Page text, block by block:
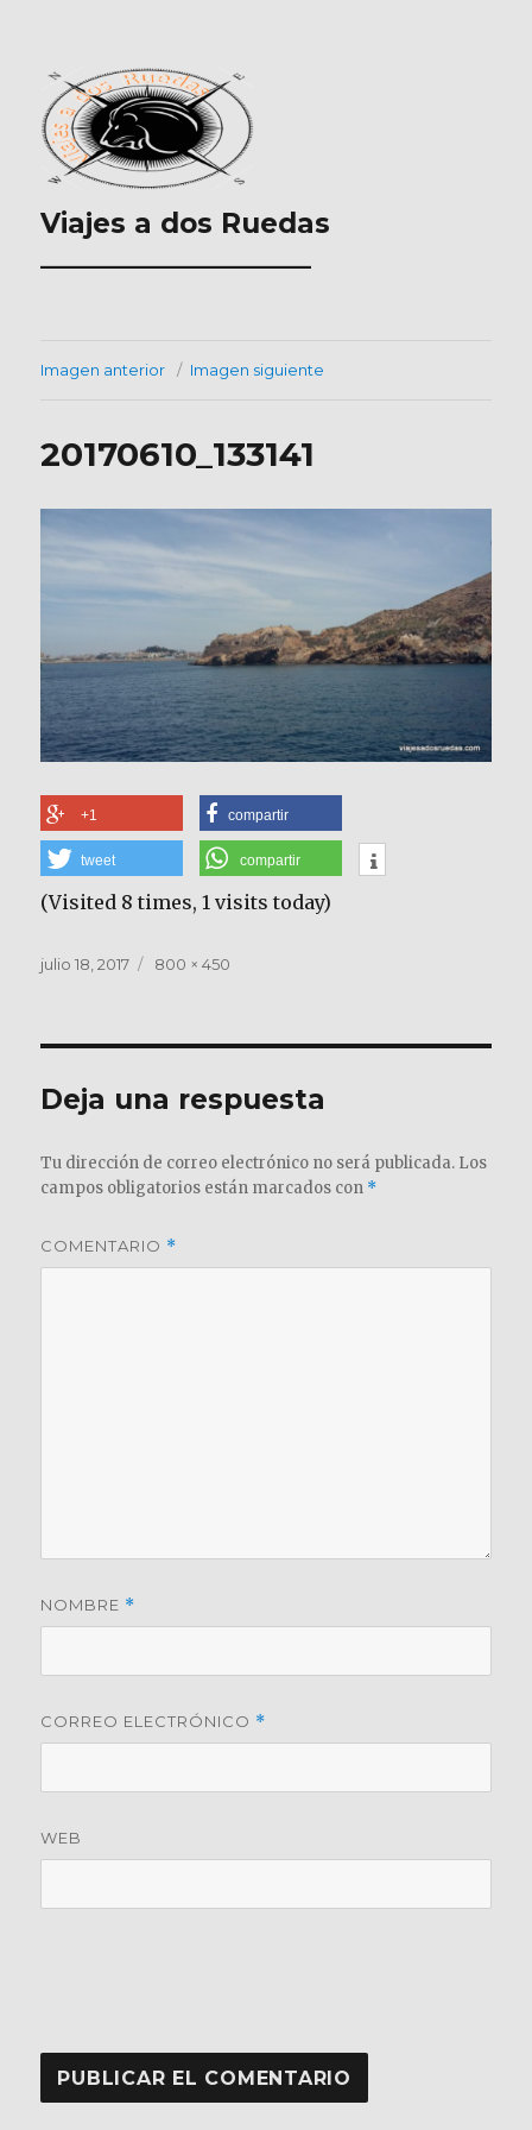
Viajes a dos Ruedas
___________________
Imagen anterior Imagen siguiente
20170610_133141
+1 compartir
tweet compartir
(Visited 8 times, 1 visits today)
Publicado
julio 18, 2017
Tamaño
800 × 450
Deja una respuesta
Tu dirección de correo electrónico no será publicada. Los
campos obligatorios están marcados con *
COMENTARIO *
NOMBRE *
CORREO ELECTRÓNICO *
WEB